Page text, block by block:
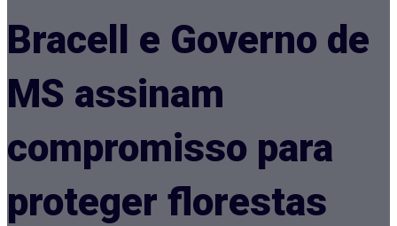
Bracell e Governo de
MS assinam
compromisso para
proteger florestas